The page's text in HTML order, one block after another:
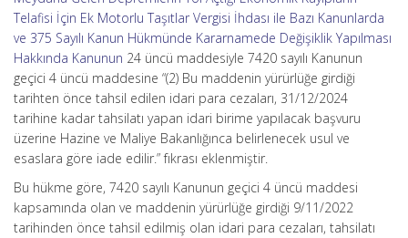
Telafisi İçin Ek Motorlu Taşıtlar Vergisi İhdası ile Bazı Kanunlarda
ve 375 Sayılı Kanun Hükmünde Kararnamede Değişiklik Yapılması
Hakkında Kanunun 24 üncü maddesiyle 7420 sayılı Kanunun
geçici 4 üncü maddesine “(2) Bu maddenin yürürlüğe girdiği
tarihten önce tahsil edilen idari para cezaları, 31/12/2024
tarihine kadar tahsilatı yapan idari birime yapılacak başvuru
üzerine Hazine ve Maliye Bakanlığınca belirlenecek usul ve
esaslara göre iade edilir.” fıkrası eklenmiştir.
Bu hükme göre, 7420 sayılı Kanunun geçici 4 üncü maddesi
kapsamında olan ve maddenin yürürlüğe girdiği 9/11/2022
tarihinden önce tahsil edilmiş olan idari para cezaları, tahsilatı